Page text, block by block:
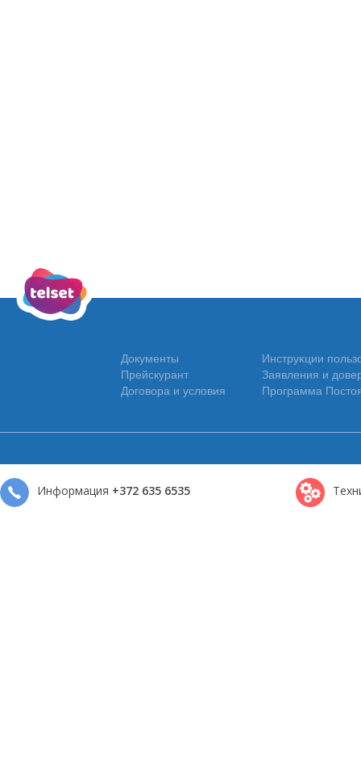
Документы
Прейскурант
Договора и условия
Инструĸции
Заявления и
Программа
Информация +372 635 6535